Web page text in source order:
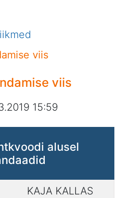
viis
viis
15:59
alusel
KAJA KALLAS